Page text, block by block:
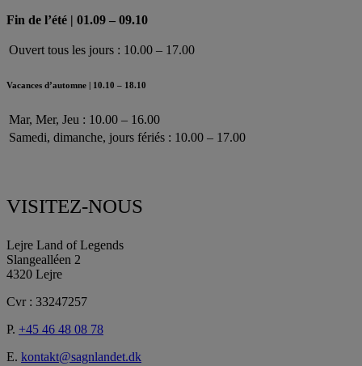
Fin de l’été | 01.09 – 09.10
Ouvert tous les jours : 10.00 – 17.00
Vacances d’automne | 10.10 – 18.10
Mar, Mer, Jeu : 10.00 – 16.00
Samedi, dimanche, jours fériés : 10.00 – 17.00
VISITEZ-NOUS
Lejre Land of Legends
Slangealléen 2
4320 Lejre
Cvr : 33247257
P. +45 46 48 08 78
E. kontakt@sagnlandet.dk